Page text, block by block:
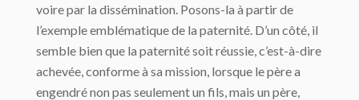
voire par la dissémination. Posons-la à partir de
l’exemple emblématique de la paternité. D’un côté, il
semble bien que la paternité soit réussie, c’est-à-dire
achevée, conforme à sa mission, lorsque le père a
engendré non pas seulement un fils, mais un père,